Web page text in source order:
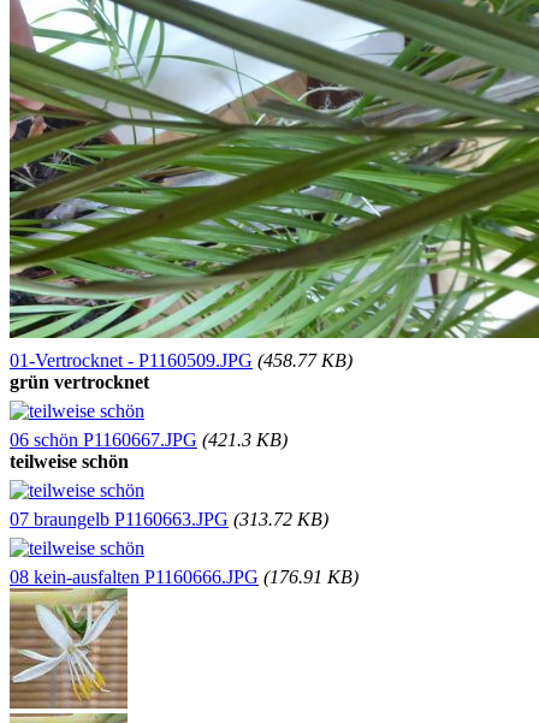
01-Vertrocknet - P1160509.JPG (458.77 KB)
grün vertrocknet
06 schön P1160667.JPG (421.3 KB)
teilweise schön
07 braungelb P1160663.JPG (313.72 KB)
08 kein-ausfalten P1160666.JPG (176.91 KB)